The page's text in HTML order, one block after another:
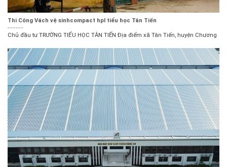
Thi Công Vách vệ sinhcompact hpl tiểu học Tân Tiến
Chủ đầu tư TRƯỜNG TIỂU HỌC TÂN TIẾN Địa điểm xã Tân Tiến, huyện Chương